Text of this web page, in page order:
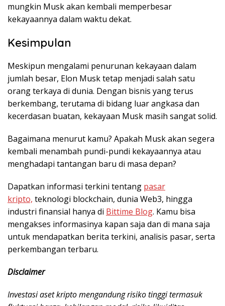
mungkin Musk akan kembali memperbesar
kekayaannya dalam waktu dekat.
Kesimpulan
Meskipun mengalami penurunan kekayaan dalam
jumlah besar, Elon Musk tetap menjadi salah satu
orang terkaya di dunia. Dengan bisnis yang terus
berkembang, terutama di bidang luar angkasa dan
kecerdasan buatan, kekayaan Musk masih sangat solid.
Bagaimana menurut kamu? Apakah Musk akan segera
kembali menambah pundi-pundi kekayaannya atau
menghadapi tantangan baru di masa depan?
Dapatkan informasi terkini tentang pasar
kripto, teknologi blockchain, dunia Web3, hingga
industri finansial hanya di Bittime Blog. Kamu bisa
mengakses informasinya kapan saja dan di mana saja
untuk mendapatkan berita terkini, analisis pasar, serta
perkembangan terbaru.
Disclaimer
Investasi aset kripto mengandung risiko tinggi termasuk